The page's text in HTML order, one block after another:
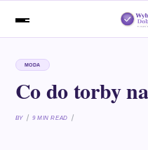
MODA
Co do torby
BY 9 MIN READ